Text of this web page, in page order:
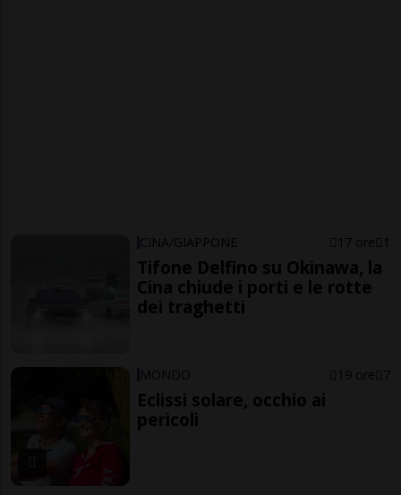
CINA/GIAPPONE 17 ore 1
Tifone Delfino su Okinawa, la
Cina chiude i porti e le rotte
dei traghetti
MONDO 19 ore 7
Eclissi solare, occhio ai
pericoli